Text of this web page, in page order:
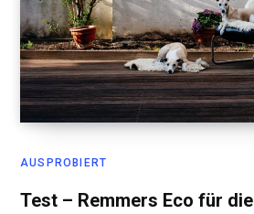
AUSPROBIERT
Test – Remmers Eco für die